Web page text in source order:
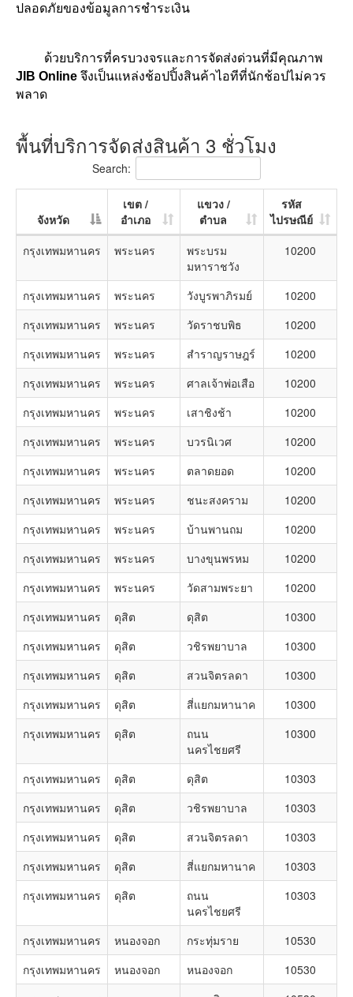
ปลอดภัยของข้อมูลการชำระเงิน
ด้วยบริการที่ครบวงจรและการจัดส่งด่วนที่มีคุณภาพ
JIB Online จึงเป็นแหล่งช้อปปิ้งสินค้าไอทีที่นักช้อปไม่ควร
พลาด
พื้นที่บริการจัดส่งสินค้า 3 ชั่วโมง
Search:
จังหวัด
เขต /
อำเภอ
แขวง /
ตำบล
รหัส
ไปรษณีย์
กรุงเทพมหานคร
พระนคร
พระบรม
มหาราชวัง
10200
กรุงเทพมหานคร พระนคร วังบูรพาภิรมย์
10200
กรุงเทพมหานคร
พระนคร วัดราชบพิธ
10200
กรุงเทพมหานคร
พระนคร สำราญราษฎร์
10200
กรุงเทพมหานคร
พระนคร ศาลเจ้าพ่อเสือ
10200
กรุงเทพมหานคร
พระนคร เสาชิงช้า
10200
กรุงเทพมหานคร
พระนคร บวรนิเวศ
10200
กรุงเทพมหานคร
พระนคร ตลาดยอด
10200
กรุงเทพมหานคร
พระนคร ชนะสงคราม
10200
กรุงเทพมหานคร
พระนคร บ้านพานถม
10200
กรุงเทพมหานคร
พระนคร บางขุนพรหม
10200
กรุงเทพมหานคร
พระนคร วัดสามพระยา
10200
กรุงเทพมหานคร
ดุสิต ดุสิต
10300
กรุงเทพมหานคร
ดุสิต วชิรพยาบาล
10300
กรุงเทพมหานคร
ดุสิต สวนจิตรลดา
10300
กรุงเทพมหานคร
ดุสิต สี่แยกมหานาค
10300
กรุงเทพมหานคร
ดุสิต
ถนน
นครไชยศรี
10300
กรุงเทพมหานคร ดุสิต ดุสิต
10303
กรุงเทพมหานคร
ดุสิต วชิรพยาบาล
10303
กรุงเทพมหานคร
ดุสิต สวนจิตรลดา
10303
กรุงเทพมหานคร
ดุสิต สี่แยกมหานาค
10303
กรุงเทพมหานคร
ดุสิต
ถนน
นครไชยศรี
10303
กรุงเทพมหานคร หนองจอก กระทุ่มราย
10530
กรุงเทพมหานคร
หนองจอก หนองจอก
10530